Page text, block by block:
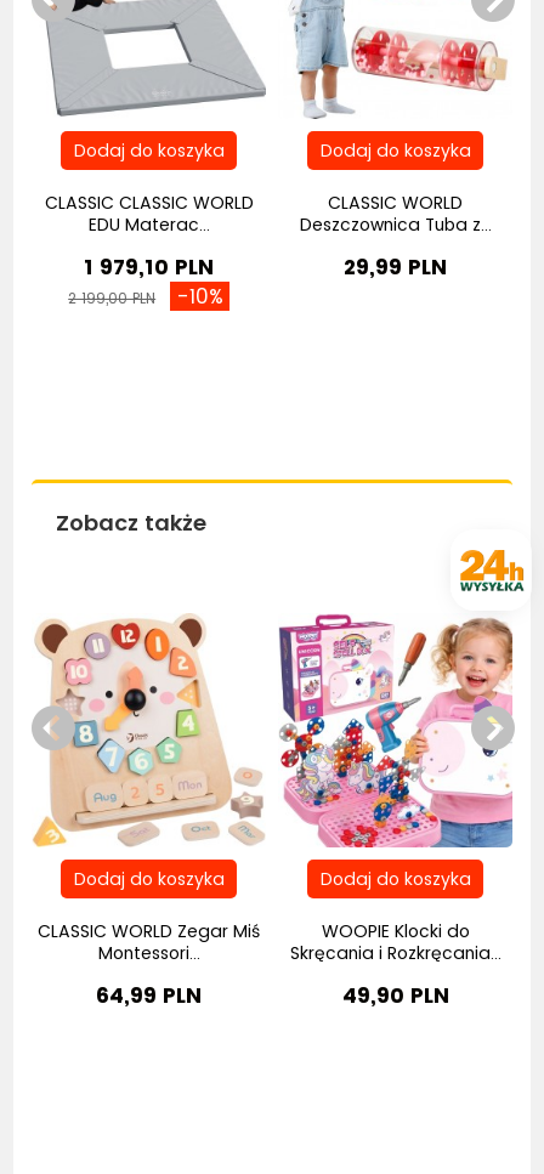
CLASSIC CLASSIC WORLD
EDU Materac...
1 979,10 PLN
2 199,00 PLN -10%
CLASSIC WORLD
Deszczownica Tuba z...
29,99 PLN
Zobacz także
CLASSIC WORLD Zegar Miś
Montessori...
64,99 PLN
WOOPIE Klocki do
Skręcania i Rozkręcania...
49,90 PLN